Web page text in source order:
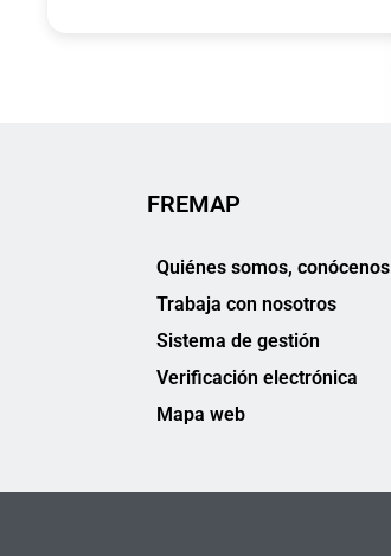
FREMAP
Quiénes somos, conócenos
Trabaja con nosotros
Sistema de gestión
Verificación electrónica
Mapa web